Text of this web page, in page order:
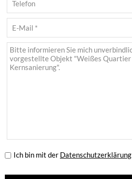
Ich bin mit der Datenschutzerklärung